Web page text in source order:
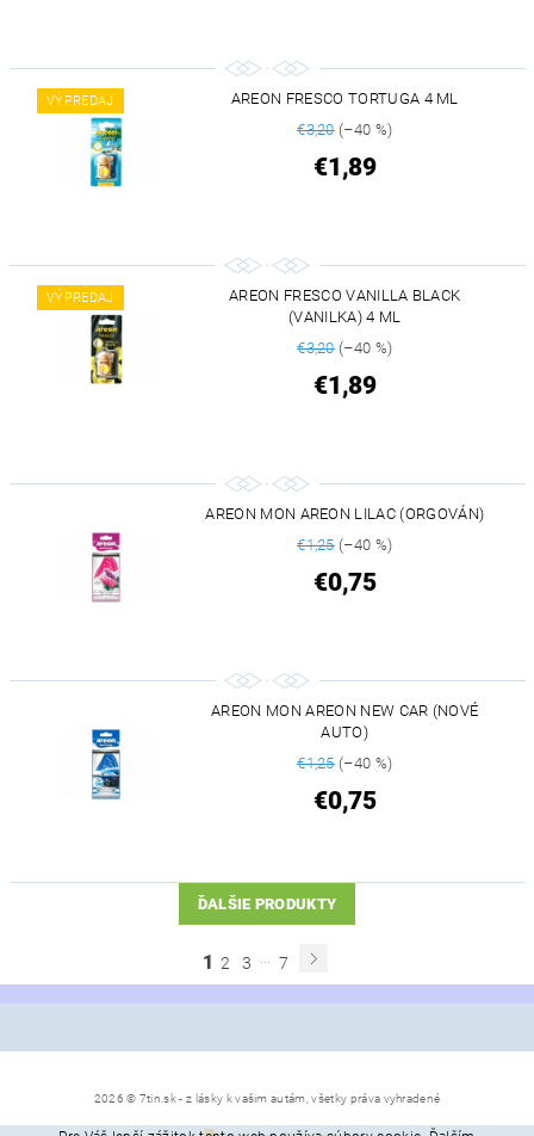
VÝPREDAJ
AREON FRESCO TORTUGA 4 ML
€3,20(–40 %)
€1,89
VÝPREDAJ
AREON FRESCO VANILLA BLACK
(VANILKA) 4 ML
€3,20(–40 %)
€1,89
AREON MON AREON LILAC (ORGOVÁN)
€1,25(–40 %)
€0,75
AREON MON AREON NEW CAR (NOVÉ
AUTO)
€1,25(–40 %)
€0,75
ĎALŠIE PRODUKTY
1 2 3 ... 7
2026 © 7tin.sk - z lásky k vašim autám, všetky práva vyhradené